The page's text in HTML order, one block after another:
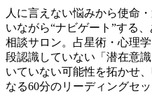
人に言えない悩みから使命
いながら“ナビゲート”する
相談サロン。占星術・心理
段認識していない「潜在意
いていない可能性を拓かせ
なる60分のリーディングセッ